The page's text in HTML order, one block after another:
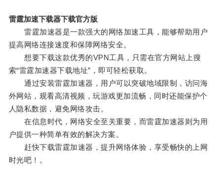
雷霆加速下载器下载官方版
雷霆加速器是一款强大的网络加速工具，能够帮助用户
提高网络连接速度和保障网络安全。
想要下载这款优秀的VPN工具，只需在官方网站上搜
索“雷霆加速器下载地址”，即可轻松获取。
通过安装雷霆加速器，用户可以突破地域限制，访问海
外网站，观看高清视频，玩游戏更加流畅，同时还能保护个
人隐私数据，避免网络攻击。
在信息时代，网络安全至关重要，而雷霆加速器则为用
户提供一种简单有效的解决方案。
赶快下载雷霆加速器，提升网络体验，享受畅快的上网
时光吧！。